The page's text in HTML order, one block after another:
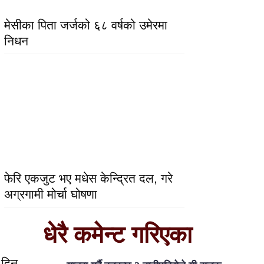
मेसीका पिता जर्जको ६८ वर्षको उमेरमा
निधन
फेरि एकजुट भए मधेस केन्द्रित दल, गरे
अग्रगामी मोर्चा घोषणा
धेरै कमेन्ट गरिएका